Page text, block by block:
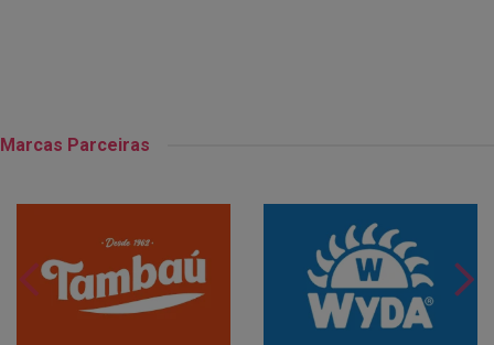
Marcas Parceiras